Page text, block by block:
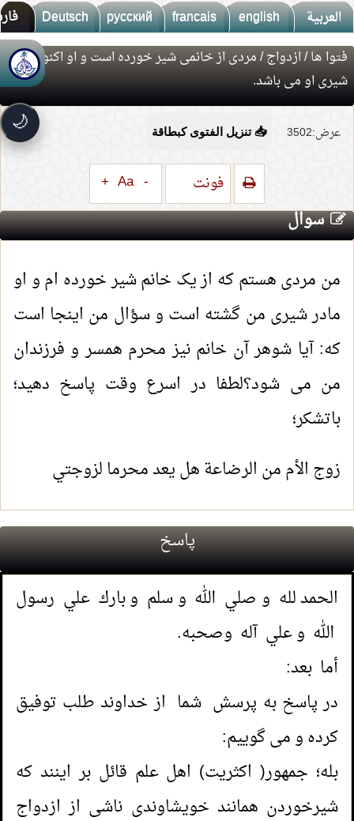
العربية english
francais
русский
Deutsch
🌙
🚀جديد الموقع!
تعرف على أحدث المميزات
سرعة فائقة
واجهة أكثر أناقة وسهولة
🔔 إشعارات ذكية
تتابع كل جديد بخطوة واحدة
فتوا ها/ازدواج/ مردی از خانمی شیر خورده است و او اکنون مادر
شیری او می باشد.
عرض:3502 📥 تنزيل الفتوى كبطاقة
فونت -
Aa
+
سوال
من مردی هستم که از یک خانم شیر خورده ام و او
مادر شیری من گشته است و سؤال من اینجا است
که: آیا شوهر آن خانم نیز محرم همسر و فرزندان
من می شود؟لطفا در اسرع وقت پاسخ دهید؛
باتشکر؛
زوج الأم من الرضاعة هل يعد محرما لزوجتي
پاسخ
الحمد لله و صلي الله و سلم و بارك علي رسول
الله و علي آله وصحبه.
أما بعد:
در پاسخ به پرسش شما از خداوند طلب توفیق
کرده و می گوییم:
بله؛ جمهور( اکثریت) اهل علم قائل بر اینند که
شیرخوردن همانند خویشاوندی ناشی از ازدواج